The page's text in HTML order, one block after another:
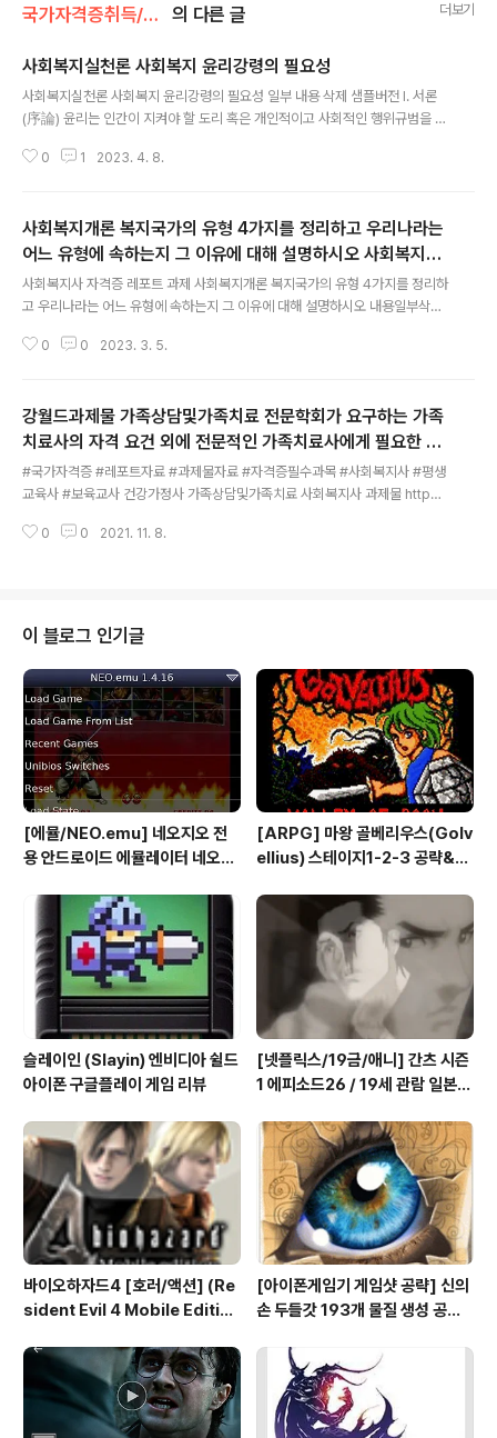
국가자격증취득/사회복지사필수과목레포트 의 다른 글 더보기
사회복지실천론 사회복지 윤리강령의 필요성
사회복지실천론 사회복지 윤리강령의 필요성 일부 내용 삭제 샘플버전 Ⅰ. 서론
(序論) 윤리는 인간이 지켜야 할 도리 혹은 개인적이고 사회적인 행위규범을 가
한다. 따라서 직업윤리란 직업인이 지켜야 할 도리이자 중략 ​ 특히 사회적으로
그들을 신뢰하게 하는 전문가 윤리(professional ethic)를 필요로 하게 된다.
전문가 윤리는 전문가들의 행동을 구속하는 윤리적인 원칙이나 기준으로서, 클
라이언트들의 욕구를 충족시켜줄 직업적 능력 외에 전문가들이 그 역할 수행에
있어서 요구되는 윤리..
0 1 2023. 4. 8.
사회복지개론 복지국가의 유형 4가지를 정리하고 우리나라는
어느 유형에 속하는지 그 이유에 대해 설명하시오 사회복지사
자격증 레포트 과제 샘플
사회복지사 자격증 레포트 과제 사회복지개론 ​복지국가의 유형 4가지를 정리하
고 우리나라는 어느 유형에 속하는지 그 이유에 대해 설명하시오 ​내용일부삭제
족시켜 줌으로서 국민들에게 건강하고 문화적인 생활을 보장하는 것이 국가의
의미한다​2. 복지국가 비교연구의 목적사회복지 제도발달 연구에서 비교연구방
법을 사용함으로서 제도선택의 범위를 넓힐 수 있다. 비교연구방법을 사용함으
로서 사회복지제도의 전 세계적 유행을 알 수 있다. 사회복지제도발달 과정에
관한 이론을 정립하기 위한 것이다.​3...
0 0 2023. 3. 5.
강월드과제물 ​가족상담및가족치료 전문학회가 요구하는 가족
치료사의 자격 요건 외에 전문적인 가족치료사에게 필요한 자
질은 무엇이 있다고 생각하는지 쓰시오
#국가자격증 #레포트자료 #과제물자료 #자격증필수과목 #사회복지사 #평생
교육사 #보육교사 ​건강가정사 가족상담및가족치료 사회복지사 과제물 http
건 외에 전문적인 가족치료사에게 필요한 자질은 무엇이 있다고 생각하는지 쓰
#평생교육사 #보육교사 건강가정사 가... blog.naver.com
0 0 2021. 11. 8.
이 블로그 인기글
[에뮬/NEO.emu] 네오지오 전
용 안드로이드 에뮬레이터 네오지
폰 테이크HD Android Emul G
ame)
[ARPG] 마왕 골베리우스(Golv
ellius) 스테이지1-2-3 공략&맵
슬레이인 (Slayin) 엔비디아 쉴드
아이폰 구글플레이 게임 리뷰
[넷플릭스/19금/애니] 간츠 시즌
1 에피소드26 / 19세 관람 일본
바이오하자드4 [호러/액션] (Re
sident Evil 4 Mobile Editio
[아이폰게임기 게임샷 공략] 신의
손 두들갓 193개 물질 생성 공략